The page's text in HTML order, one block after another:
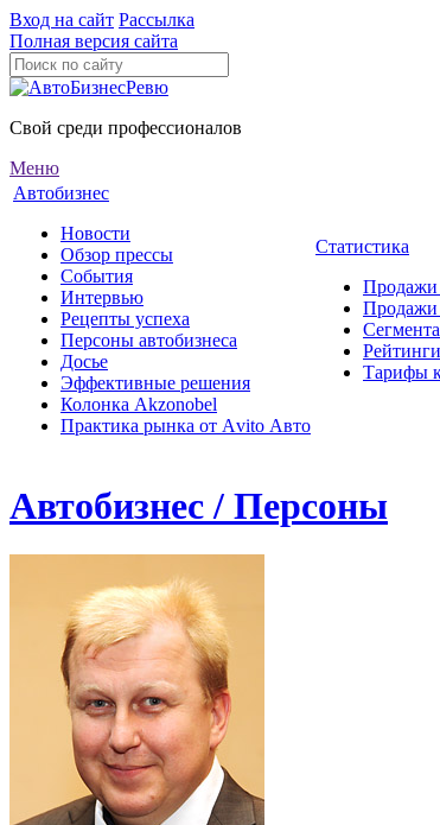
Вход на сайт Рассылка
Полная версия сайта
Свой среди профессионалов
Меню
Автобизнес
Новости
Обзор прессы
События
Интервью
Рецепты успеха
Персоны автобизнеса
Досье
Эффективные решения
Колонка Akzonobel
Практика рынка от Аvito Авто
Статистика
Продажи
Тарифы
Автобизнес / Персоны